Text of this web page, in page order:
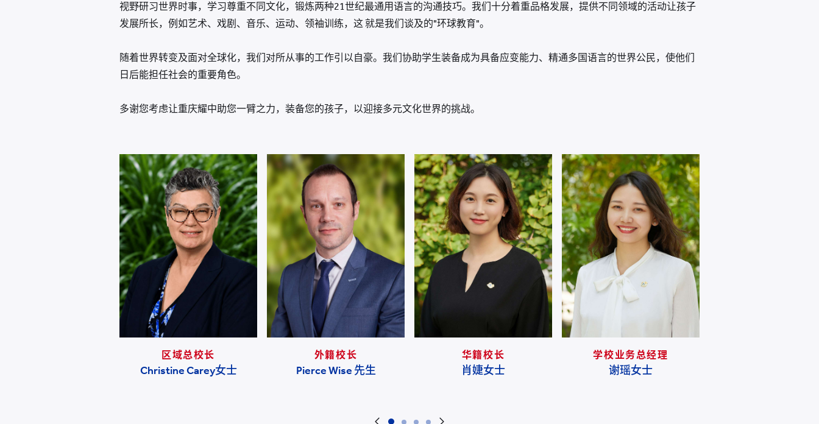
视野研习世界时事，学习尊重不同文化，锻炼两种21世纪最通用语言的沟通技巧。我们十分着重品格发展，提供不同领域的活动让孩子
发展所长，例如艺术、戏剧、音乐、运动、领袖训练，这 就是我们谈及的"环球教育"。
随着世界转变及面对全球化，我们对所从事的工作引以自豪。我们协助学生装备成为具备应变能力、精通多国语言的世界公民，使他们
日后能担任社会的重要角色。
多谢您考虑让重庆耀中助您一臂之力，装备您的孩子，以迎接多元文化世界的挑战。
区域总校长
Christine Carey女士
外籍校长
Pierce Wise 先生
华籍校长
肖婕女士
学校业务总经理
谢瑶女士